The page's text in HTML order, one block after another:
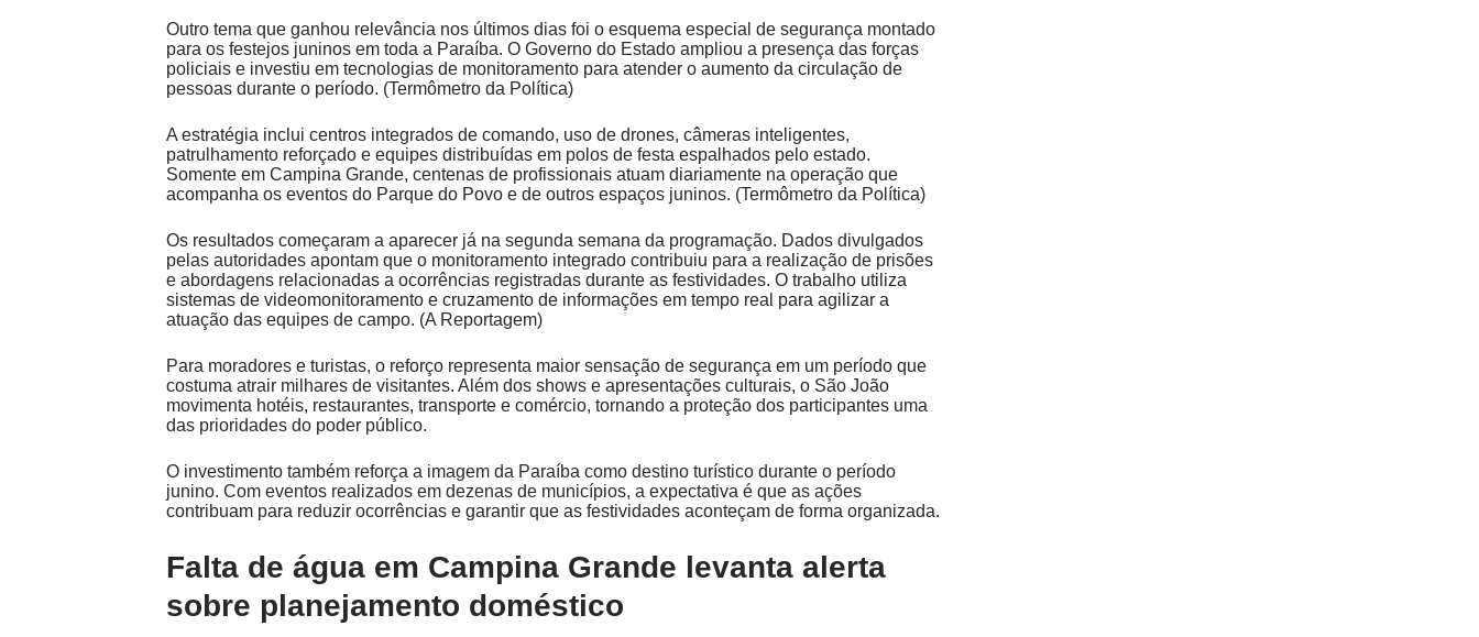
Outro tema que ganhou relevância nos últimos dias foi o esquema especial de segurança montado
para os festejos juninos em toda a Paraíba. O Governo do Estado ampliou a presença das forças
policiais e investiu em tecnologias de monitoramento para atender o aumento da circulação de
pessoas durante o período. (Termômetro da Política)
A estratégia inclui centros integrados de comando, uso de drones, câmeras inteligentes,
patrulhamento reforçado e equipes distribuídas em polos de festa espalhados pelo estado.
Somente em Campina Grande, centenas de profissionais atuam diariamente na operação que
acompanha os eventos do Parque do Povo e de outros espaços juninos. (Termômetro da Política)
Os resultados começaram a aparecer já na segunda semana da programação. Dados divulgados
pelas autoridades apontam que o monitoramento integrado contribuiu para a realização de prisões
e abordagens relacionadas a ocorrências registradas durante as festividades. O trabalho utiliza
sistemas de videomonitoramento e cruzamento de informações em tempo real para agilizar a
atuação das equipes de campo. (A Reportagem)
Para moradores e turistas, o reforço representa maior sensação de segurança em um período que
costuma atrair milhares de visitantes. Além dos shows e apresentações culturais, o São João
movimenta hotéis, restaurantes, transporte e comércio, tornando a proteção dos participantes uma
das prioridades do poder público.
O investimento também reforça a imagem da Paraíba como destino turístico durante o período
junino. Com eventos realizados em dezenas de municípios, a expectativa é que as ações
contribuam para reduzir ocorrências e garantir que as festividades aconteçam de forma organizada.
Falta de água em Campina Grande levanta alerta
sobre planejamento doméstico